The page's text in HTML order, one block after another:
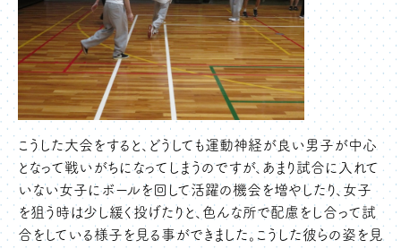
こうした大会をすると、どうしても運動神経が良い男子が中心
となって戦いがちになってしまうのですが、あまり試合に入れて
いない女子にボールを回して活躍の機会を増やしたり、女子
を狙う時は少し緩く投げたりと、色んな所で配慮をし合って試
合をしている様子を見る事ができました。こうした彼らの姿を見